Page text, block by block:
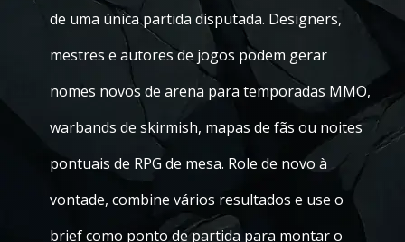
de uma única partida disputada. Designers,
mestres e autores de jogos podem gerar
nomes novos de arena para temporadas MMO,
warbands de skirmish, mapas de fãs ou noites
pontuais de RPG de mesa. Role de novo à
vontade, combine vários resultados e use o
brief como ponto de partida para montar o